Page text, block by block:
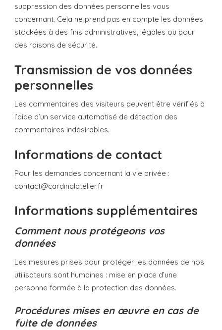
suppression des données personnelles vous
concernant. Cela ne prend pas en compte les données
stockées à des fins administratives, légales ou pour
des raisons de sécurité.
Transmission de vos données
personnelles
Les commentaires des visiteurs peuvent être vérifiés à
l’aide d’un service automatisé de détection des
commentaires indésirables.
Informations de contact
Pour les demandes concernant la vie privée :
contact@cardinalatelier.fr
Informations supplémentaires
Comment nous protégeons vos
données
Les mesures prises pour protéger les données de nos
utilisateurs sont humaines : mise en place d’une
personne formée à la protection des données.
Procédures mises en œuvre en cas de
fuite de données